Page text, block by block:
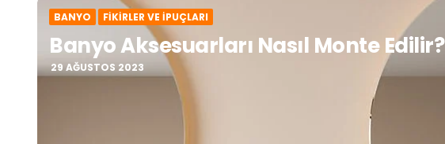
BANYO FIKIRLER VE İPUÇLARI
Banyo Aksesuarları Nasıl Monte Edilir?
29 AĞUSTOS 2023